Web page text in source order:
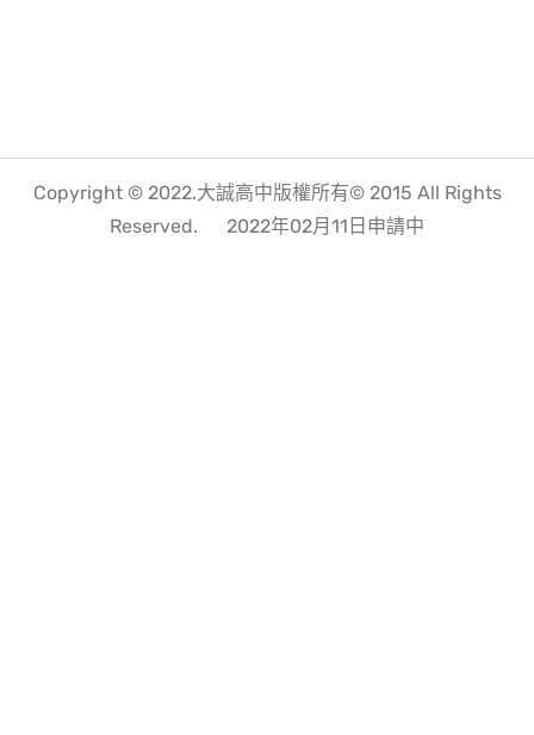
Copyright © 2022.大誠高中版權所有© 2015 All Rights
Reserved.
2022年02月11日申請中